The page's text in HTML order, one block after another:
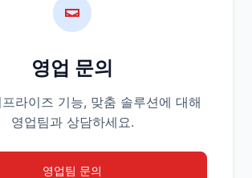
영업 문의
라이즈 기능, 맞춤 솔루션에 대해
영업팀과 상담하세요.
영업팀 문의